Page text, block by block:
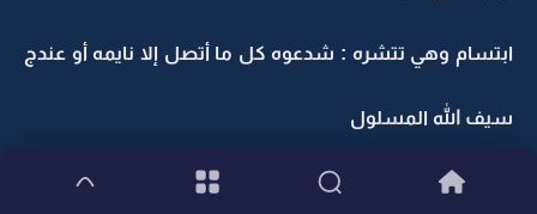
ابتسام وهي تتشره : شدعوه كل ما أتصل إلا نايمه أو عندج
سيف الله المسلول
نوره بابتسامه خجل : بعد شسوي لسيف فديت عيونه يا